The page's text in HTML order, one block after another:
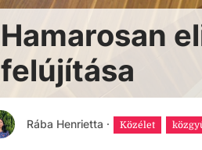
Hamarosan
felújítása
Rába Henrietta · Közélet